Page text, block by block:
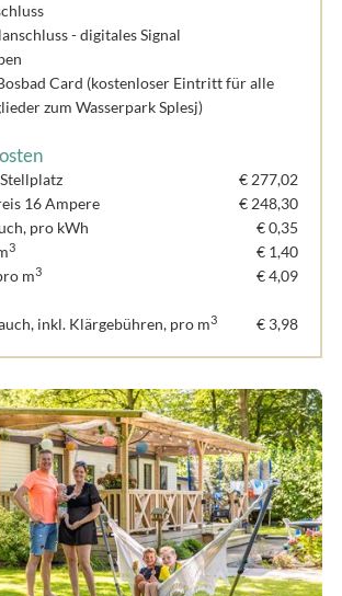
- digitales Signal
Card (kostenloser Eintritt für alle
zum Wasserpark Splesj)
€ 277,02
16 Ampere
€ 248,30
pro kWh
€ 0,35
3
€ 1,40
m3
€ 4,09
inkl. Klärgebühren, pro m3 € 3,98